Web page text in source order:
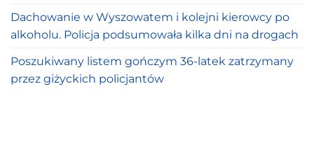
Dachowanie w Wyszowatem i kolejni kierowcy po
alkoholu. Policja podsumowała kilka dni na drogach
Poszukiwany listem gończym 36-latek zatrzymany
przez giżyckich policjantów